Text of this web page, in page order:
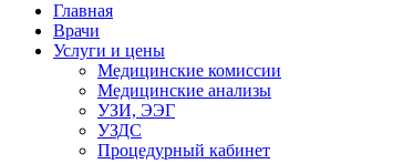
Главная
Врачи
Услуги и цены
Медицинские комиссии
Медицинские анализы
УЗИ, ЭЭГ
УЗДС
Процедурный кабинет